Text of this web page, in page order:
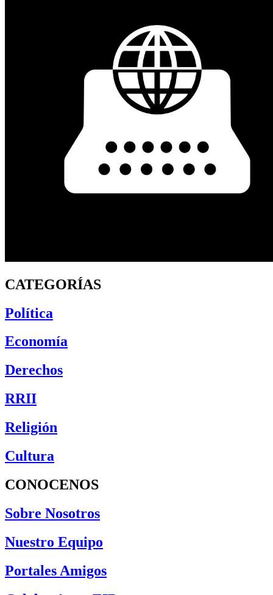
CATEGORÍAS
Política
Economía
Derechos
RRII
Religión
Cultura
CONOCENOS
Sobre Nosotros
Nuestro Equipo
Portales Amigos